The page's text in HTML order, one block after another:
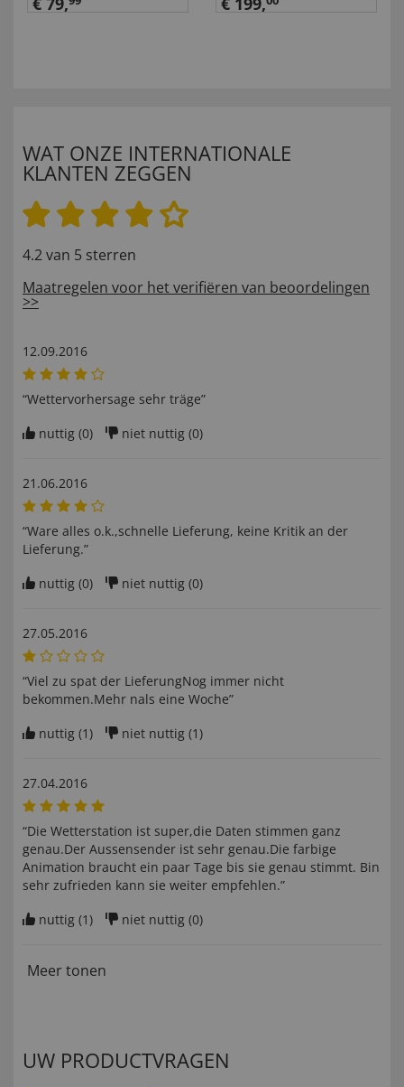
WAT ONZE INTERNATIONALE
KLANTEN ZEGGEN
4.2 van 5 sterren
Maatregelen voor het verifiëren van beoordelingen
>>
12.09.2016
“Wettervorhersage sehr träge”
nuttig (0) niet nuttig (0)
21.06.2016
“Ware alles o.k.,schnelle Lieferung, keine Kritik an der
Lieferung.”
nuttig (0) niet nuttig (0)
27.05.2016
“Viel zu spat der LieferungNog immer nicht
bekommen.Mehr nals eine Woche”
nuttig (1) niet nuttig (1)
27.04.2016
“Die Wetterstation ist super,die Daten stimmen ganz
genau.Der Aussensender ist sehr genau.Die farbige
Animation braucht ein paar Tage bis sie genau stimmt. Bin
sehr zufrieden kann sie weiter empfehlen.”
nuttig (1) niet nuttig (0)
Meer tonen
UW PRODUCTVRAGEN